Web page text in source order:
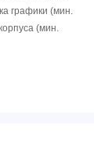
графики (мин.
(мин.